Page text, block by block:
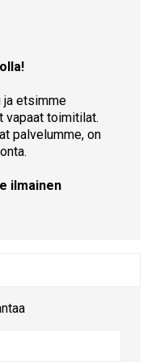
ja etsimme
vapaat toimitilat.
palvelumme, on
ilmainen